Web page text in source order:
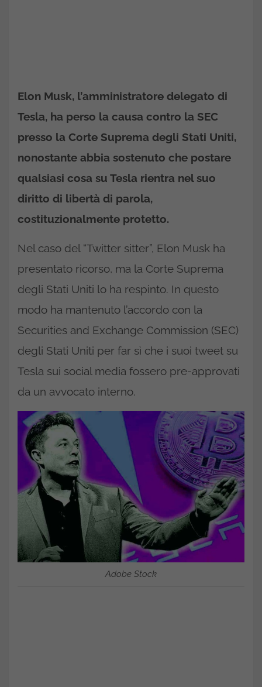
Elon Musk, l’amministratore delegato di
Tesla, ha perso la causa contro la SEC
presso la Corte Suprema degli Stati Uniti,
nonostante abbia sostenuto che postare
qualsiasi cosa su Tesla rientra nel suo
diritto di libertà di parola,
costituzionalmente protetto.
Nel caso del “Twitter sitter”, Elon Musk ha
presentato ricorso, ma la Corte Suprema
degli Stati Uniti lo ha respinto. In questo
modo ha mantenuto l’accordo con la
Securities and Exchange Commission (SEC)
degli Stati Uniti per far sì che i suoi tweet su
Tesla sui social media fossero pre-approvati
da un avvocato interno.
Adobe Stock